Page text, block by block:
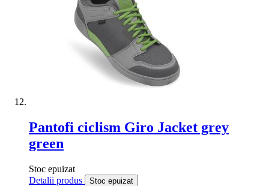
Pantofi ciclism Giro Jacket grey
green
Stoc epuizat
Detalii produs
Stoc epuizat